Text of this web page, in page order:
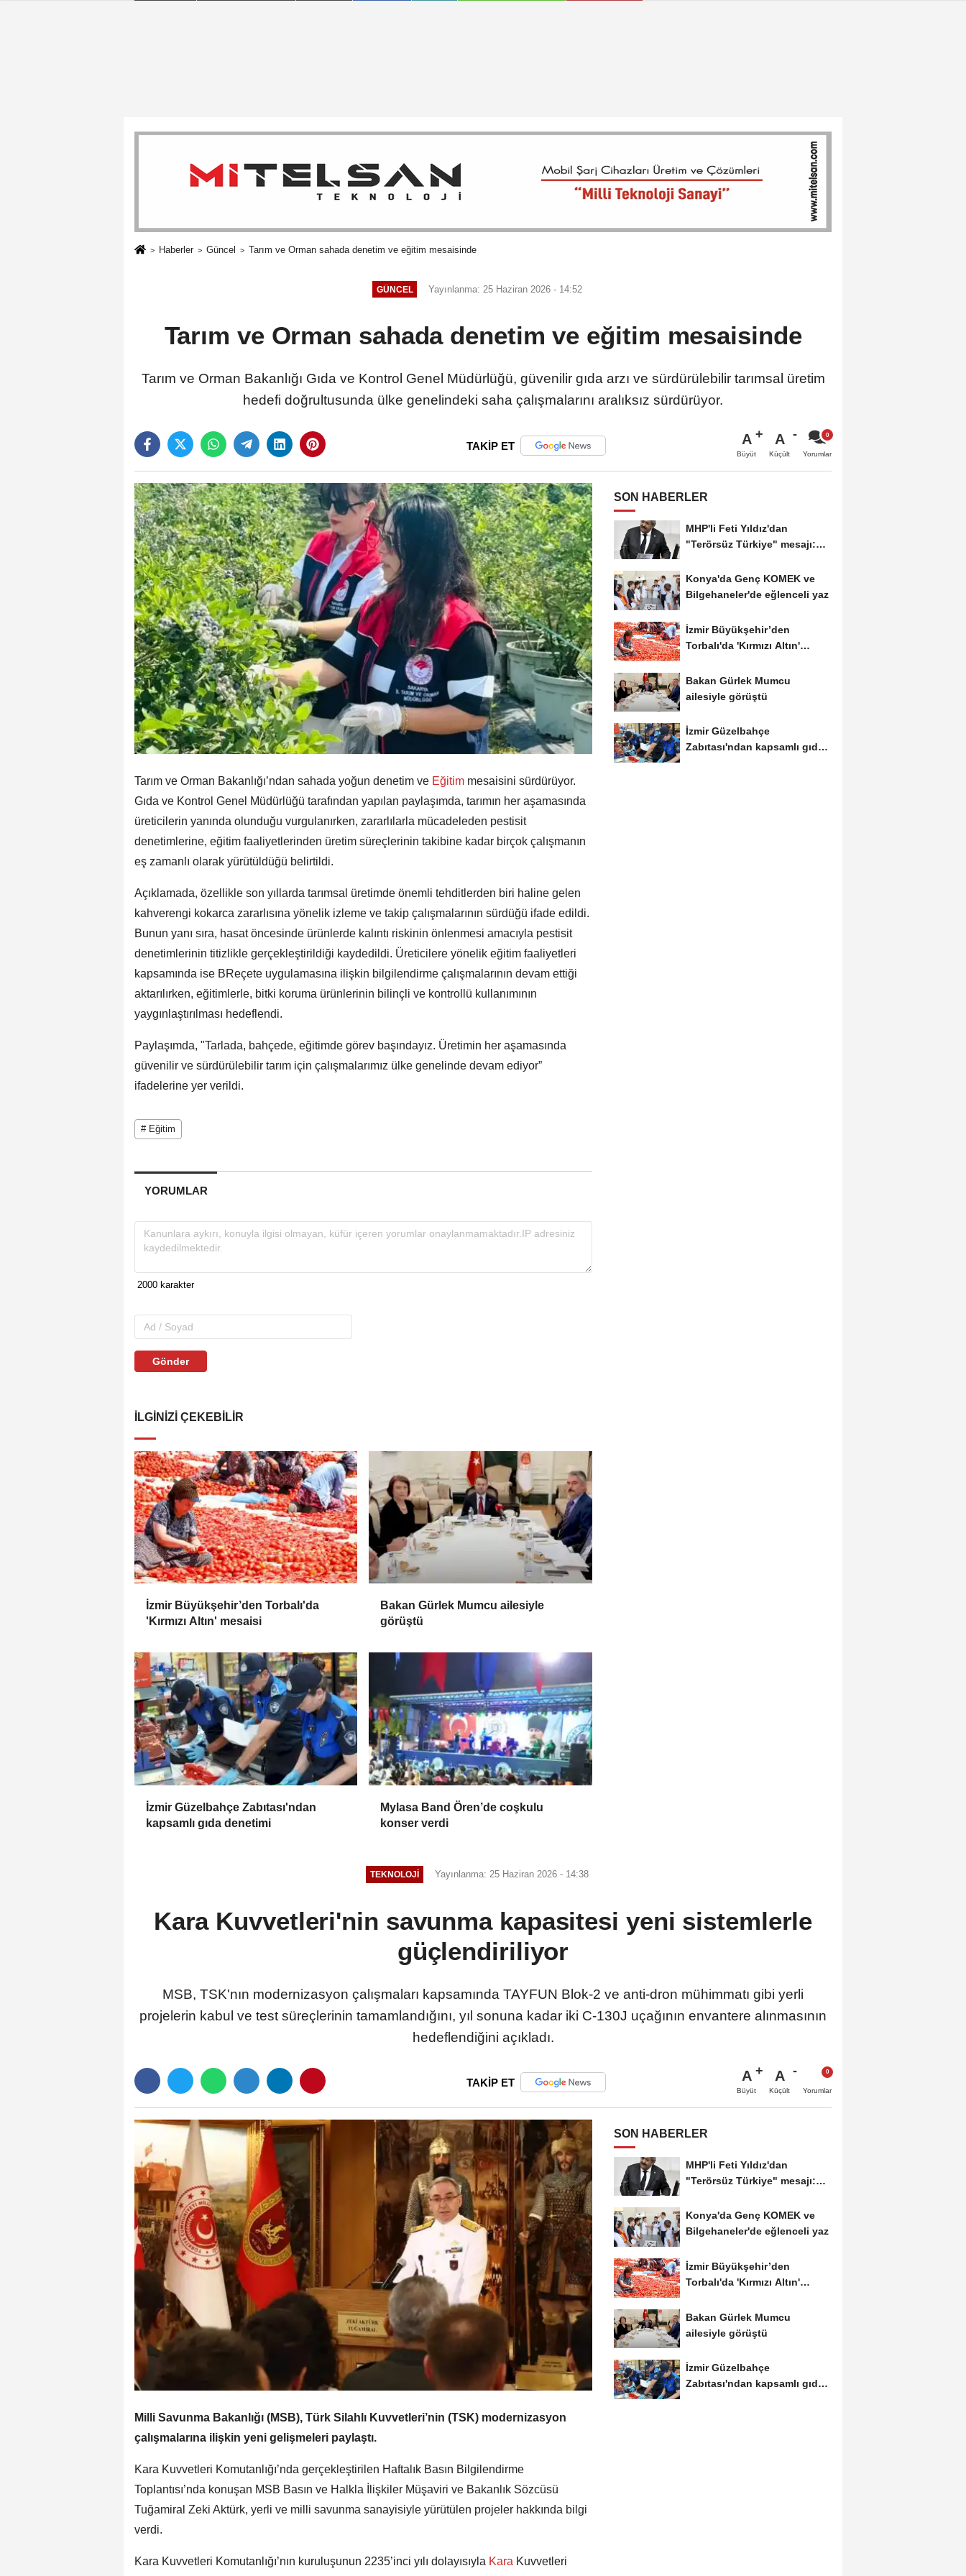
Haberler Güncel Tarım ve Orman sahada denetim ve eğitim mesaisinde
GÜNCEL Yayınlanma: 25 Haziran 2026 - 14:52
Tarım ve Orman sahada denetim ve eğitim mesaisinde
Tarım ve Orman Bakanlığı Gıda ve Kontrol Genel Müdürlüğü, güvenilir gıda arzı ve sürdürülebilir tarımsal üretim
hedefi doğrultusunda ülke genelindeki saha çalışmalarını aralıksız sürdürüyor.
TAKİP ET A
Büyüt
A
Küçült Yorumlar
Tarım ve Orman Bakanlığı’ndan sahada yoğun denetim ve Eğitim mesaisini sürdürüyor.
Gıda ve Kontrol Genel Müdürlüğü tarafından yapılan paylaşımda, tarımın her aşamasında
üreticilerin yanında olunduğu vurgulanırken, zararlılarla mücadeleden pestisit
denetimlerine, eğitim faaliyetlerinden üretim süreçlerinin takibine kadar birçok çalışmanın
eş zamanlı olarak yürütüldüğü belirtildi.
Açıklamada, özellikle son yıllarda tarımsal üretimde önemli tehditlerden biri haline gelen
kahverengi kokarca zararlısına yönelik izleme ve takip çalışmalarının sürdüğü ifade edildi.
Bunun yanı sıra, hasat öncesinde ürünlerde kalıntı riskinin önlenmesi amacıyla pestisit
denetimlerinin titizlikle gerçekleştirildiği kaydedildi. Üreticilere yönelik eğitim faaliyetleri
kapsamında ise BReçete uygulamasına ilişkin bilgilendirme çalışmalarının devam ettiği
aktarılırken, eğitimlerle, bitki koruma ürünlerinin bilinçli ve kontrollü kullanımının
yaygınlaştırılması hedeflendi.
Paylaşımda, "Tarlada, bahçede, eğitimde görev başındayız. Üretimin her aşamasında
güvenilir ve sürdürülebilir tarım için çalışmalarımız ülke genelinde devam ediyor”
ifadelerine yer verildi.
# Eğitim
YORUMLAR
Gönder
İLGINIZI ÇEKEBILIR
İzmir Büyükşehir’den Torbalı'da
'Kırmızı Altın' mesaisi
Bakan Gürlek Mumcu ailesiyle
görüştü
İzmir Güzelbahçe Zabıtası'ndan
kapsamlı gıda denetimi
Mylasa Band Ören’de coşkulu
konser verdi
SON HABERLER
MHP'li Feti Yıldız'dan
"Terörsüz Türkiye" mesajı:
Konya'da Genç KOMEK ve
Bilgehaneler'de eğlenceli yaz
İzmir Büyükşehir’den
Torbalı'da 'Kırmızı Altın'
Bakan Gürlek Mumcu
ailesiyle görüştü
İzmir Güzelbahçe
Zabıtası'ndan kapsamlı gıda
TEKNOLOJI Yayınlanma: 25 Haziran 2026 - 14:38
Kara Kuvvetleri'nin savunma kapasitesi yeni sistemlerle
güçlendiriliyor
MSB, TSK'nın modernizasyon çalışmaları kapsamında TAYFUN Blok-2 ve anti-dron mühimmatı gibi yerli
projelerin kabul ve test süreçlerinin tamamlandığını, yıl sonuna kadar iki C-130J uçağının envantere alınmasının
hedeflendiğini açıkladı.
TAKİP ET A
Büyüt
A
Küçült Yorumlar
Milli Savunma Bakanlığı (MSB), Türk Silahlı Kuvvetleri’nin (TSK) modernizasyon
çalışmalarına ilişkin yeni gelişmeleri paylaştı.
Kara Kuvvetleri Komutanlığı’nda gerçekleştirilen Haftalık Basın Bilgilendirme
Toplantısı’nda konuşan MSB Basın ve Halkla İlişkiler Müşaviri ve Bakanlık Sözcüsü
Tuğamiral Zeki Aktürk, yerli ve milli savunma sanayisiyle yürütülen projeler hakkında bilgi
verdi.
Kara Kuvvetleri Komutanlığı’nın kuruluşunun 2235’inci yılı dolayısıyla Kara Kuvvetleri
SON HABERLER
MHP'li Feti Yıldız'dan
"Terörsüz Türkiye" mesajı:
Konya'da Genç KOMEK ve
Bilgehaneler'de eğlenceli yaz
İzmir Büyükşehir’den
Torbalı'da 'Kırmızı Altın'
Bakan Gürlek Mumcu
ailesiyle görüştü
İzmir Güzelbahçe
Zabıtası'ndan kapsamlı gıda